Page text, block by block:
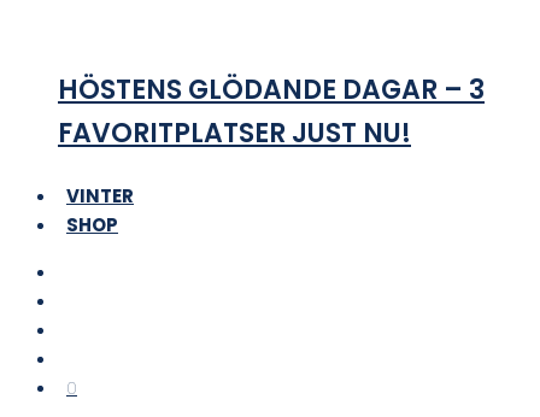
HÖSTENS GLÖDANDE DAGAR – 3
FAVORITPLATSER JUST NU!
VINTER
SHOP
0